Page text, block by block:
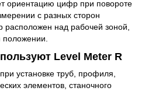
ориентацию цифр при повороте
с разных сторон
расположен над рабочей зоной,
положении.
Level Meter R
установке труб, профиля,
элементов, станочного